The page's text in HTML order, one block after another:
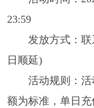
23:59
发放方式：
日顺延)
活动规则：
额为标准，单日